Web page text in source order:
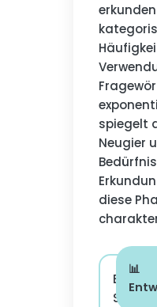
spiegelt
Neugier
diese
📊
Eine
Studie